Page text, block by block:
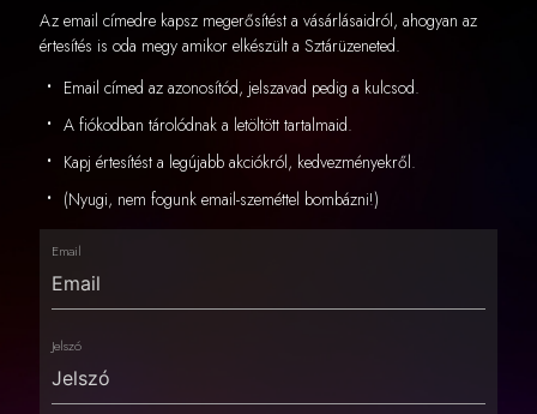
Az email címedre kapsz megerősítést a vásárlásaidról, ahogyan az
értesítés is oda megy amikor elkészült a Sztárüzeneted.
Email címed az azonosítód, jelszavad pedig a kulcsod.
A fiókodban tárolódnak a letöltött tartalmaid.
Kapj értesítést a legújabb akciókról, kedvezményekről.
(Nyugi, nem fogunk email-szeméttel bombázni!)
Email
Jelszó